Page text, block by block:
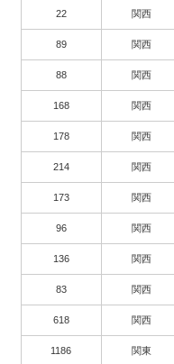
22 関西
89 関西
88 関西
168 関西
178 関西
214 関西
173 関西
96 関西
136 関西
83 関西
618 関西
1186 関東